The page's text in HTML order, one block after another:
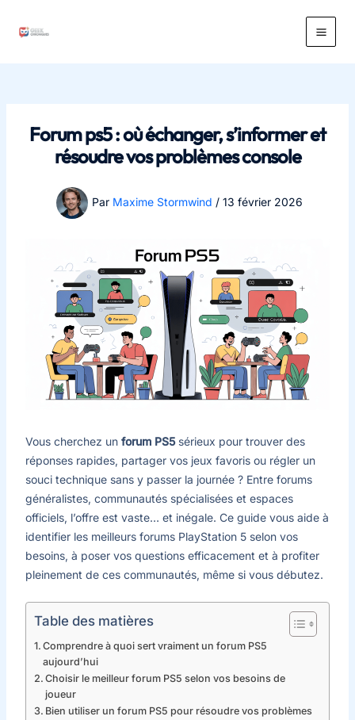
Main
Forum ps5 : où échanger, s’informer et
résoudre vos problèmes console
Par Maxime Stormwind / 13 février 2026
Vous cherchez un forum PS5sérieux pour trouver des
réponses rapides, partager vos jeux favoris ou régler un
souci technique sans y passer la journée ? Entre forums
généralistes, communautés spécialisées et espaces
officiels, l’offre est vaste… et inégale. Ce guide vous aide à
identifier les meilleurs forums PlayStation 5 selon vos
besoins, à poser vos questions efficacement et à profiter
pleinement de ces communautés, même si vous débutez.
Table des matières
Comprendre à quoi sert vraiment un forum PS5
aujourd’hui
Choisir le meilleur forum PS5 selon vos besoins de
joueur
Bien utiliser un forum PS5 pour résoudre vos problèmes